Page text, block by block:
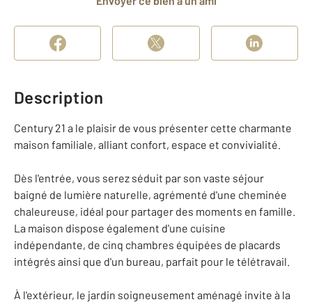
Description
Century 21 a le plaisir de vous présenter cette charmante
maison familiale, alliant confort, espace et convivialité.
Dès l'entrée, vous serez séduit par son vaste séjour
baigné de lumière naturelle, agrémenté d'une cheminée
chaleureuse, idéal pour partager des moments en famille.
La maison dispose également d'une cuisine
indépendante, de cinq chambres équipées de placards
intégrés ainsi que d'un bureau, parfait pour le télétravail.
À l'extérieur, le jardin soigneusement aménagé invite à la